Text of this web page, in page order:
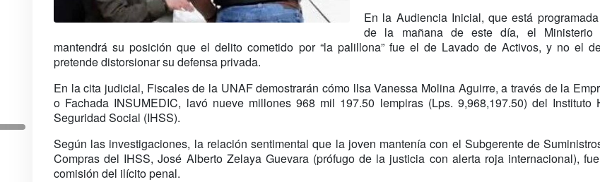
En la Audiencia Inicial, que está
de la mañana de este día, el Ministerio
mantendrá su posición que el delito cometido por “la palillona” fue el de Lavado de Activos, y no el
pretende distorsionar su defensa privada.
En la cita judicial, Fiscales de la UNAF demostrarán cómo llsa Vanessa Molina Aguirre, a través de la
o Fachada INSUMEDIC, lavó nueve millones 968 mil 197.50 lempiras (Lps. 9,968,197.50) del Instituto
Seguridad Social (IHSS).
Según las investigaciones, la relación sentimental que la joven mantenía con el Subgerente de
Compras del IHSS, José Alberto Zelaya Guevara (prófugo de la justicia con alerta roja internacional),
comisión del ilícito penal.